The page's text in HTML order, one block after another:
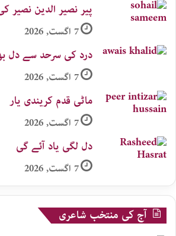
پیر نصیر الدین نصیر
7 اگست, 2026
درد کی سرحد سے دل
7 اگست, 2026
ماٹی قدم کریندی یار
7 اگست, 2026
دل لگی یاد آئے گی
7 اگست, 2026
آج کی منتخب شاعری